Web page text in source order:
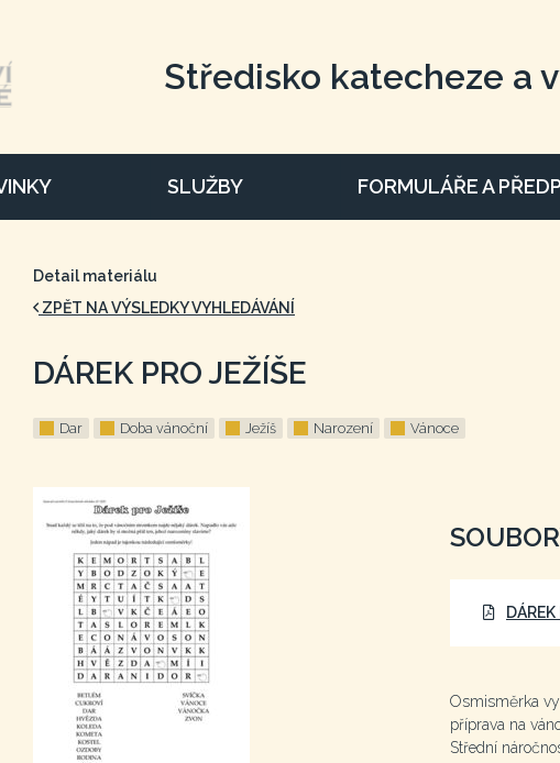
Středisko katecheze a
SLUŽBY FORMULÁŘE A
Detail materiálu
ZPĚT NA VÝSLEDKY VYHLEDÁVÁNÍ
DÁREK PRO JEŽÍŠE
Dar Doba vánoční Ježíš Narození Vánoce
Osmisměrka
příprava na
Střední